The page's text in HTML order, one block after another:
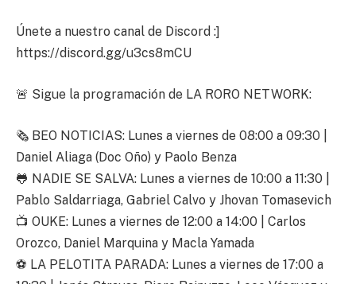
Únete a nuestro canal de Discord :]
https://discord.gg/u3cs8mCU
🚨 Sigue la programación de LA RORO NETWORK:
🗞️ BEO NOTICIAS: Lunes a viernes de 08:00 a 09:30 |
Daniel Aliaga (Doc Oño) y Paolo Benza
🐸 NADIE SE SALVA: Lunes a viernes de 10:00 a 11:30 |
Pablo Saldarriaga, Gabriel Calvo y Jhovan Tomasevich
📺 OUKE: Lunes a viernes de 12:00 a 14:00 | Carlos
Orozco, Daniel Marquina y Macla Yamada
⚽ LA PELOTITA PARADA: Lunes a viernes de 17:00 a